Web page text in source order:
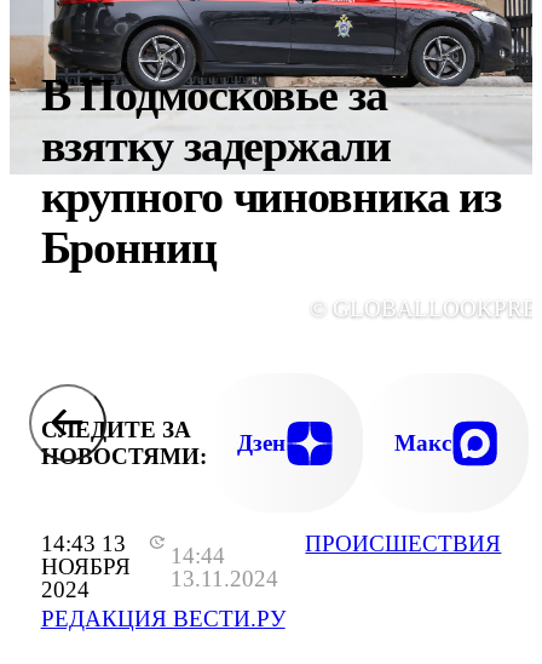
14:43 13
НОЯБРЯ
2024
14:44
13.11.2024
РЕДАКЦИЯ ВЕСТИ.РУ
ПРОИСШЕСТВИЯ
В Подмосковье за
взятку задержали
крупного чиновника из
Бронниц
©
СЛЕДИТЕ ЗА
НОВОСТЯМИ:
Дзен Макс